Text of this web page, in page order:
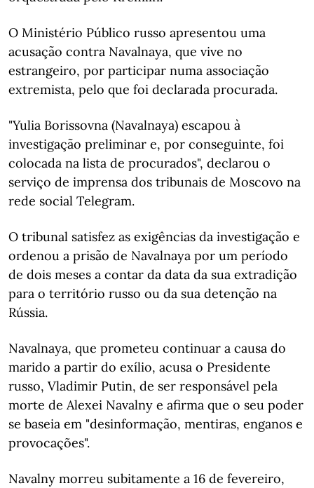
O Ministério Público russo apresentou uma
acusação contra Navalnaya, que vive no
estrangeiro, por participar numa associação
extremista, pelo que foi declarada procurada.
"Yulia Borissovna (Navalnaya) escapou à
investigação preliminar e, por conseguinte, foi
colocada na lista de procurados", declarou o
serviço de imprensa dos tribunais de Moscovo na
rede social Telegram.
O tribunal satisfez as exigências da investigação e
ordenou a prisão de Navalnaya por um período
de dois meses a contar da data da sua extradição
para o território russo ou da sua detenção na
Rússia.
Navalnaya, que prometeu continuar a causa do
marido a partir do exílio, acusa o Presidente
russo, Vladimir Putin, de ser responsável pela
morte de Alexei Navalny e afirma que o seu poder
se baseia em "desinformação, mentiras, enganos e
provocações".
Navalny morreu subitamente a 16 de fevereiro,